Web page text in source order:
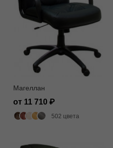
Магеллан
от 11 710
502 цвета